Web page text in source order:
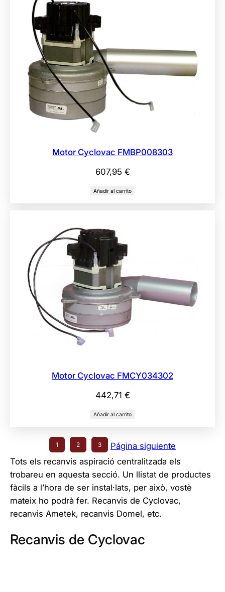
Motor Cyclovac FMBP008303
607,95 €
Añadir al carrito
Motor Cyclovac FMCY034302
442,71 €
Añadir al carrito
1 2 3
Página siguiente
Tots els recanvis aspiració centralitzada els
trobareu en aquesta secció. Un llistat de productes
fàcils a l’hora de ser instal·lats, per això, vostè
mateix ho podrà fer. Recanvis de Cyclovac,
recanvis Ametek, recanvis Domel, etc.
Recanvis de Cyclovac